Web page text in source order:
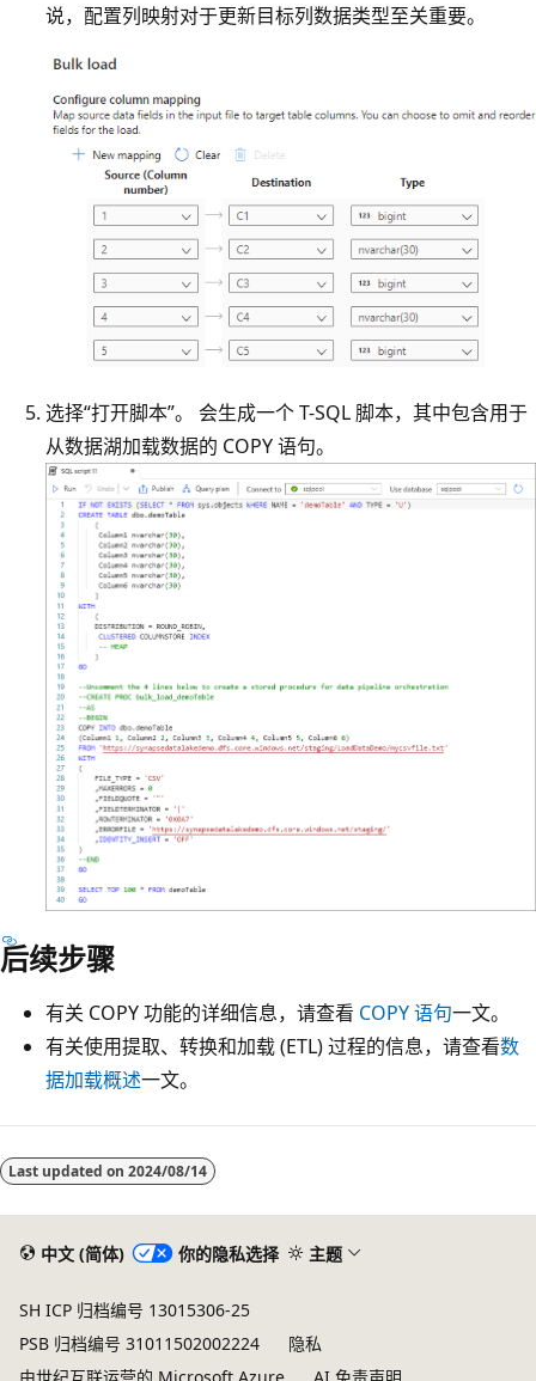
说，配置列映射对于更新目标列数据类型至关重要。
选择“打开脚本”。 会生成一个 T-SQL 脚本，其中包含用于
从数据湖加载数据的 COPY 语句。
后续步骤
有关 COPY 功能的详细信息，请查看 COPY 语句一文。
有关使用提取、转换和加载 (ETL) 过程的信息，请查看数
据加载概述一文。
Last updated on 2024/08/14
中文 (简体) 你的隐私选择 主题
SH ICP 归档编号 13015306-25
PSB 归档编号 31011502002224
隐私